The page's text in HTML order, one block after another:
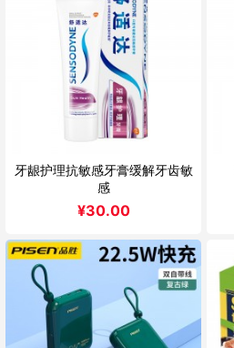
牙龈护理抗敏感牙膏缓解牙齿敏
感
¥30.00